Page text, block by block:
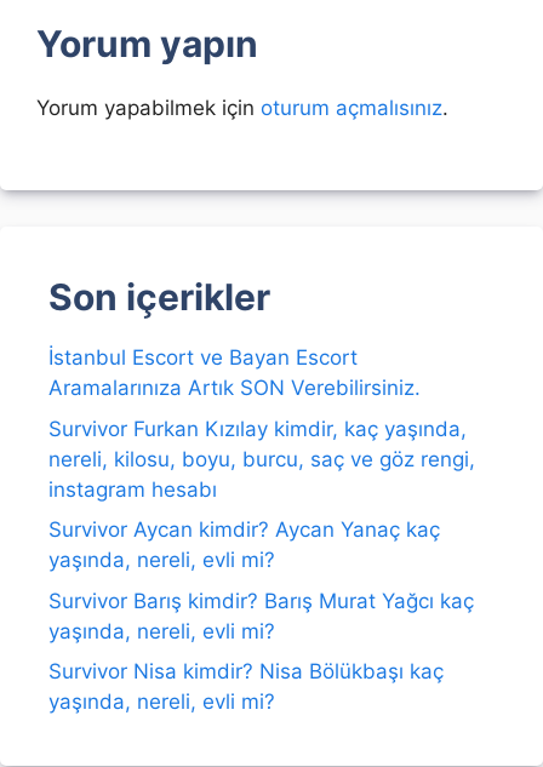
Yorum yapın
Yorum yapabilmek için oturum açmalısınız.
Son içerikler
İstanbul Escort ve Bayan Escort
Aramalarınıza Artık SON Verebilirsiniz.
Survivor Furkan Kızılay kimdir, kaç yaşında,
nereli, kilosu, boyu, burcu, saç ve göz rengi,
instagram hesabı
Survivor Aycan kimdir? Aycan Yanaç kaç
yaşında, nereli, evli mi?
Survivor Barış kimdir? Barış Murat Yağcı kaç
yaşında, nereli, evli mi?
Survivor Nisa kimdir? Nisa Bölükbaşı kaç
yaşında, nereli, evli mi?